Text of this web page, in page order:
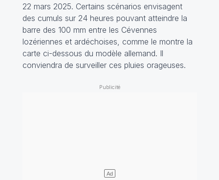
22 mars 2025. Certains scénarios envisagent
des cumuls sur 24 heures pouvant atteindre la
barre des 100 mm entre les Cévennes
lozériennes et ardéchoises, comme le montre la
carte ci-dessous du modèle allemand. Il
conviendra de surveiller ces pluies orageuses.